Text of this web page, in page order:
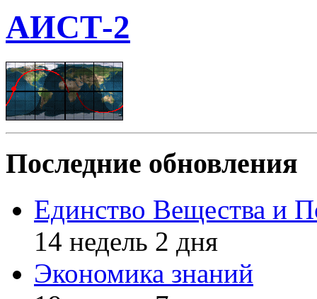
АИСТ-2
Последние обновления
Единство Вещества и
14 недель 2 дня
Экономика знаний